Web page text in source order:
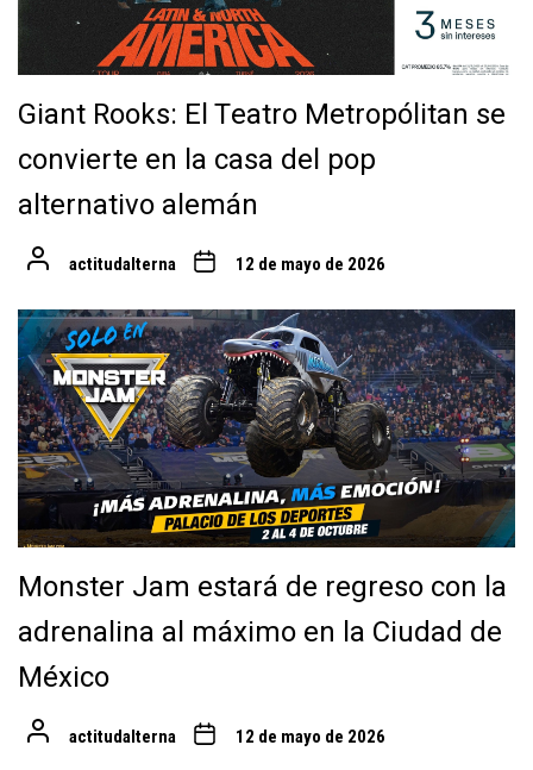
Giant Rooks: El Teatro Metropólitan se
convierte en la casa del pop
alternativo alemán
actitudalterna 12 de mayo de 2026
Monster Jam estará de regreso con la
adrenalina al máximo en la Ciudad de
México
actitudalterna 12 de mayo de 2026